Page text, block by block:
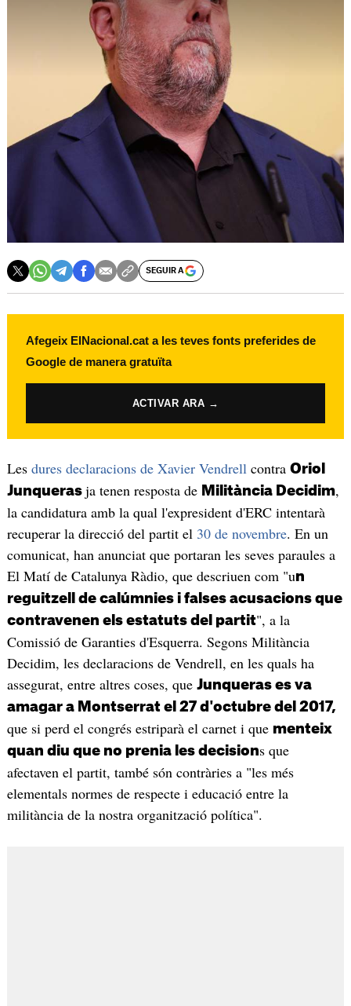
SEGUIR A
Afegeix ElNacional.cat a les teves fonts preferides de
Google de manera gratuïta
ACTIVAR ARA →
Les dures declaracions de Xavier Vendrell contra Oriol
Junqueras ja tenen resposta de Militància Decidim,
la candidatura amb la qual l'expresident d'ERC intentarà
recuperar la direcció del partit el 30 de novembre. En un
comunicat, han anunciat que portaran les seves paraules a
El Matí de Catalunya Ràdio, que descriuen com "un
reguitzell de calúmnies i falses acusacions que
contravenen els estatuts del partit", a la
Comissió de Garanties d'Esquerra. Segons Militància
Decidim, les declaracions de Vendrell, en les quals ha
assegurat, entre altres coses, que Junqueras es va
amagar a Montserrat el 27 d'octubre del 2017,
que si perd el congrés estriparà el carnet i que menteix
quan diu que no prenia les decisions que
afectaven el partit, també són contràries a "les més
elementals normes de respecte i educació entre la
militància de la nostra organització política".